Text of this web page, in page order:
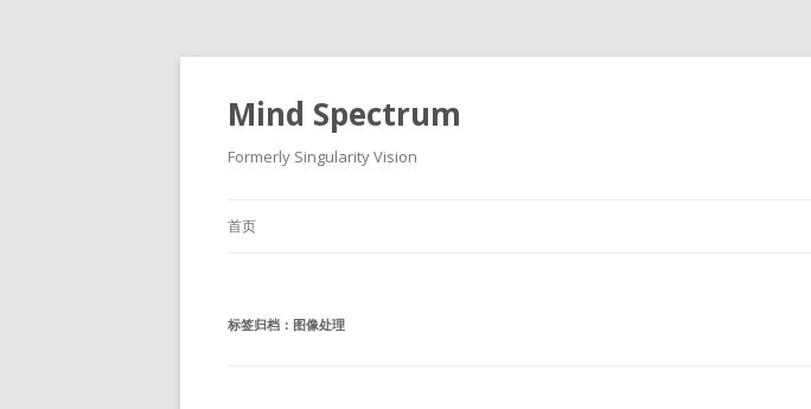
Mind Spectrum
Formerly Singularity Vision
首页
标签归档： 图像处理